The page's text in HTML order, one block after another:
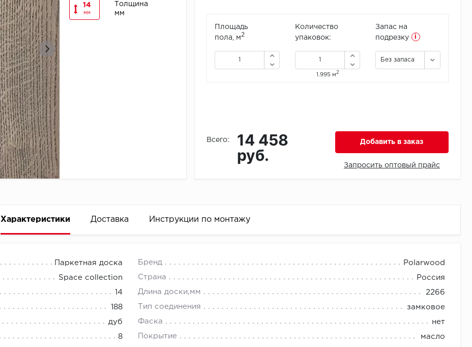
14
мм
Толщина
мм
Площадь
пола, м2
Количество
упаковок:
1.995 м2
Запас на
подрезку
i
Без запаса
Всего:
14 458
руб.
Добавить в заказ
Запросить оптовый прайс
Характеристики Доставка Инструкции по монтажу
Паркетная доска Бренд Polarwood
Space collection Страна Россия
14 Длина доски,мм 2266
188 Тип соединения замковое
дуб Фаска нет
8 Покрытие масло